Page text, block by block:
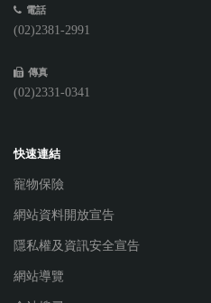
電話
(02)2381-2991
傳真
(02)2331-0341
快速連結
寵物保險
網站資料開放宣告
隱私權及資訊安全宣告
網站導覽